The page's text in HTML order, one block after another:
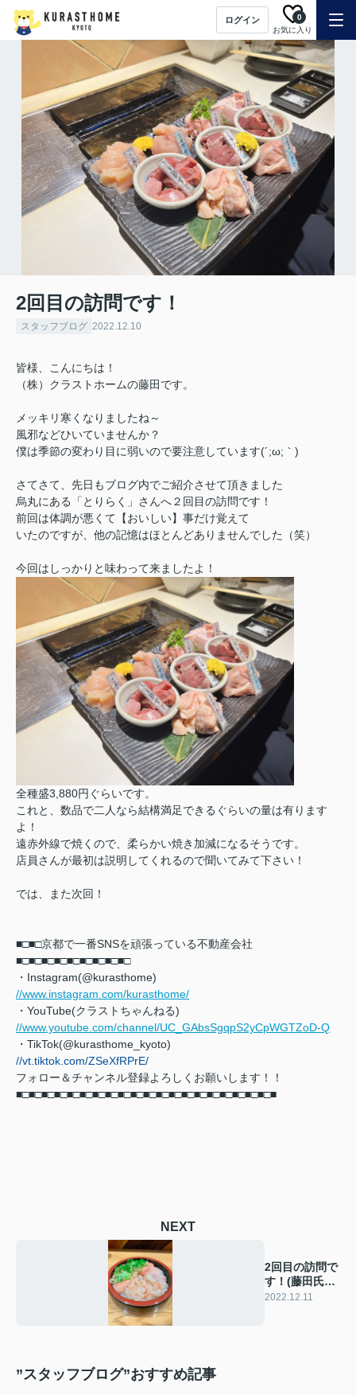
ログイン
お気に入り
0
2回目の訪問です！
スタッフブログ 2022.12.10
皆様、こんにちは！
（株）クラストホームの藤田です。
メッキリ寒くなりましたね～
風邪などひいていませんか？
僕は季節の変わり目に弱いので要注意しています(´;ω;｀)
さてさて、先日もブログ内でご紹介させて頂きました
烏丸にある「とりらく」さんへ２回目の訪問です！
前回は体調が悪くて【おいしい】事だけ覚えて
いたのですが、他の記憶はほとんどありませんでした（笑）
今回はしっかりと味わって来ましたよ！
全種盛3,880円ぐらいです。
これと、数品で二人なら結構満足できるぐらいの量は有ります
よ！
遠赤外線で焼くので、柔らかい焼き加減になるそうです。
店員さんが最初は説明してくれるので聞いてみて下さい！
では、また次回！
■□■□京都で一番SNSを頑張っている不動産会社
■□■□■□■□■□■□■□■□■□
・Instagram(@kurasthome)
//www.instagram.com/kurasthome/
・YouTube(クラストちゃんねる)
//www.youtube.com/channel/UC_GAbsSgqpS2yCpWGTZoD-Q
・TikTok(@kurasthome_kyoto)
//vt.tiktok.com/ZSeXfRPrE/
フォロー＆チャンネル登録よろしくお願いします！！
■□■□■□■□■□■□■□■□■□■□■□■□■□■□■□■□■□■□■□■□■
NEXT
2回目の訪問で
す！(藤田氏の
パクリ)
2022.12.11
”スタッフブログ”おすすめ記事